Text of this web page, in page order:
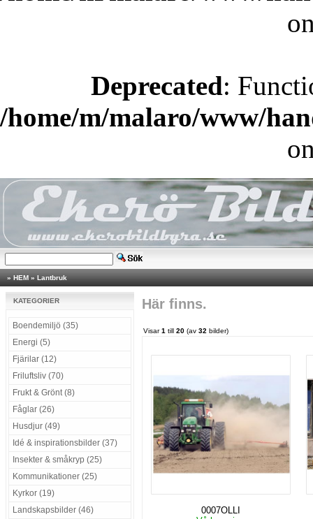
Deprecated:
/home/m/malaro/www/
» HEM » Lantbruk
KATEGORIER
Boendemiljö (35)
Energi (5)
Fjärilar (12)
Friluftsliv (70)
Frukt & Grönt (8)
Fåglar (26)
Husdjur (49)
Idé & inspirationsbilder (37)
Insekter & småkryp (25)
Kommunikationer (25)
Kyrkor (19)
Landskapsbilder (46)
Här finns.
Visar1 till 20 (av 32 bilder)
0007OLLI